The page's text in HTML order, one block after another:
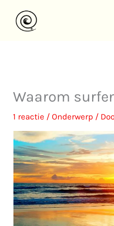
naar
Waarom
1 reactie /Onderwerp /